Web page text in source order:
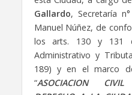
Gallardo, Secretaría
Manuel Núñez, de
los arts. 130 y 131
Administrativo y
189) y en el marco
“ASOCIACION